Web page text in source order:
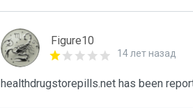
Figure10
14 лет назад
healthdrugstorepills.net has been